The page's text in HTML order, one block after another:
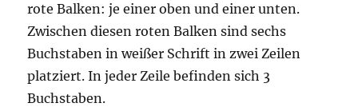
rote Balken: je einer oben und einer unten.
Zwischen diesen roten Balken sind sechs
Buchstaben in weißer Schrift in zwei Zeilen
platziert. In jeder Zeile befinden sich 3
Buchstaben.